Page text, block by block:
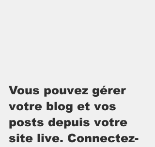
Vous pouvez gérer
votre blog et vos
posts depuis votre
site live. Connectez-